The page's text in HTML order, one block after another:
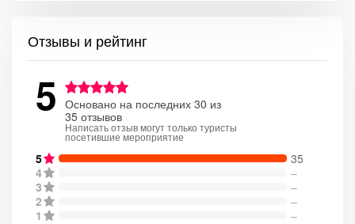
Отзывы и рейтинг
5 Основано на последних 30 из
35 отзывов
Написать отзыв могут только туристы
посетившие мероприятие
5
35
4
–
3
–
2
–
1
–